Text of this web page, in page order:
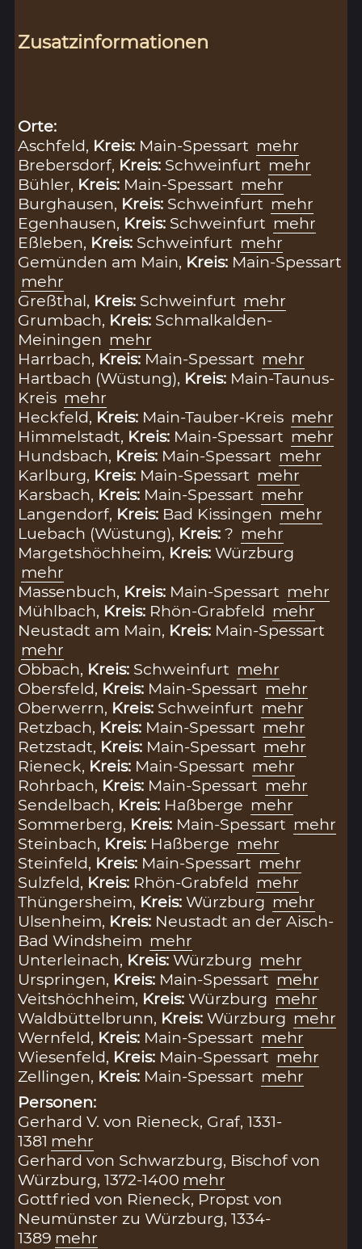
Zusatzinformationen
Orte:
Aschfeld, Kreis: Main-Spessart mehr
Brebersdorf, Kreis: Schweinfurt mehr
Bühler, Kreis: Main-Spessart mehr
Burghausen, Kreis: Schweinfurt mehr
Egenhausen, Kreis: Schweinfurt mehr
Eßleben, Kreis: Schweinfurt mehr
Gemünden am Main, Kreis: Main-Spessart
mehr
Greßthal, Kreis: Schweinfurt mehr
Grumbach, Kreis: Schmalkalden-
Meiningen mehr
Harrbach, Kreis: Main-Spessart mehr
Hartbach (Wüstung), Kreis: Main-Taunus-
Kreis mehr
Heckfeld, Kreis: Main-Tauber-Kreis mehr
Himmelstadt, Kreis: Main-Spessart mehr
Hundsbach, Kreis: Main-Spessart mehr
Karlburg, Kreis: Main-Spessart mehr
Karsbach, Kreis: Main-Spessart mehr
Langendorf, Kreis: Bad Kissingen mehr
Luebach (Wüstung), Kreis:? mehr
Margetshöchheim, Kreis:Würzburg
mehr
Massenbuch, Kreis: Main-Spessart mehr
Mühlbach, Kreis: Rhön-Grabfeld mehr
Neustadt am Main, Kreis: Main-Spessart
mehr
Obbach, Kreis: Schweinfurt mehr
Obersfeld, Kreis: Main-Spessart mehr
Oberwerrn, Kreis: Schweinfurt mehr
Retzbach, Kreis: Main-Spessart mehr
Retzstadt, Kreis: Main-Spessart mehr
Rieneck, Kreis: Main-Spessart mehr
Rohrbach, Kreis: Main-Spessart mehr
Sendelbach, Kreis: Haßberge mehr
Sommerberg, Kreis: Main-Spessart mehr
Steinbach, Kreis: Haßberge mehr
Steinfeld, Kreis: Main-Spessart mehr
Sulzfeld, Kreis: Rhön-Grabfeld mehr
Thüngersheim, Kreis:Würzburg mehr
Ulsenheim, Kreis: Neustadt an der Aisch-
Bad Windsheim mehr
Unterleinach, Kreis:Würzburg mehr
Urspringen, Kreis: Main-Spessart mehr
Veitshöchheim, Kreis:Würzburg mehr
Waldbüttelbrunn, Kreis:Würzburg mehr
Wernfeld, Kreis: Main-Spessart mehr
Wiesenfeld, Kreis: Main-Spessart mehr
Zellingen, Kreis: Main-Spessart mehr
Personen:
Gerhard V. von Rieneck, Graf, 1331-
1381 mehr
Gerhard von Schwarzburg, Bischof von
Würzburg, 1372-1400 mehr
Gottfried von Rieneck, Propst von
Neumünster zu Würzburg, 1334-
1389 mehr